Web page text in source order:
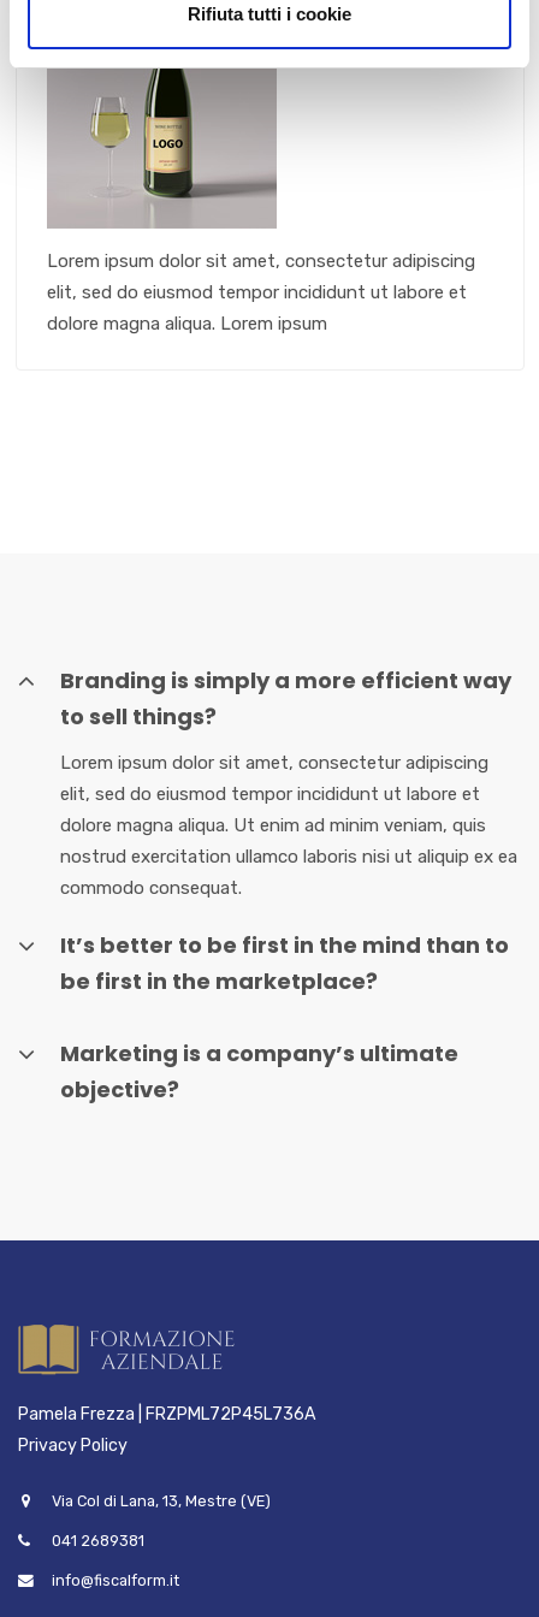
Rifiuta tutti i cookie
Lorem ipsum dolor sit amet, consectetur adipiscing
elit, sed do eiusmod tempor incididunt ut labore et
dolore magna aliqua. Lorem ipsum
Branding is simply a more efficient way
to sell things?
Lorem ipsum dolor sit amet, consectetur adipiscing
elit, sed do eiusmod tempor incididunt ut labore et
dolore magna aliqua. Ut enim ad minim veniam, quis
nostrud exercitation ullamco laboris nisi ut aliquip ex ea
commodo consequat.
It’s better to be first in the mind than to
be first in the marketplace?
Marketing is a company’s ultimate
objective?
Pamela Frezza | FRZPML72P45L736A
Privacy Policy
Via Col di Lana, 13, Mestre (VE)
041 2689381
info@fiscalform.it